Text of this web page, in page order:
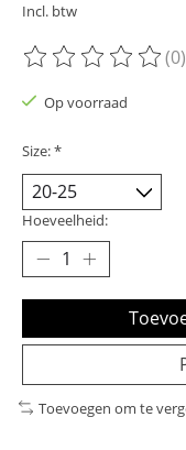
Incl. btw
De beoordeling (0)
Op voorraad
Size:*
Hoeveelheid:
Toevoegen om te